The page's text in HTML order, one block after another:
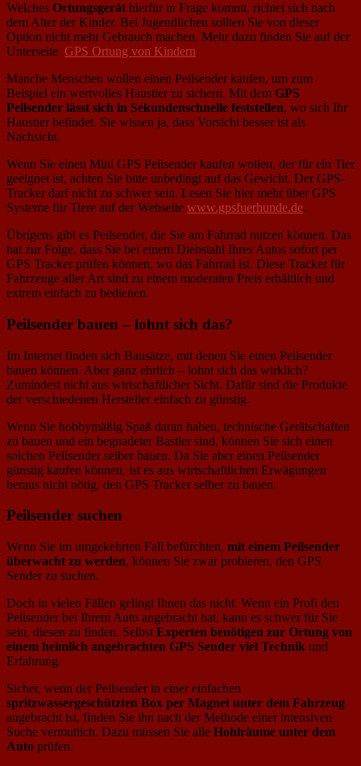
Welches Ortungsgerät hierfür in Frage kommt, richtet sich nach
dem Alter der Kinder. Bei Jugendlichen sollten Sie von dieser
Option nicht mehr Gebrauch machen. Mehr dazu finden Sie auf der
Unterseite GPS Ortung von Kindern.
Manche Menschen wollen einen Peilsender kaufen, um zum
Beispiel ein wertvolles Haustier zu sichern. Mit dem GPS
Peilsender lässt sich in Sekundenschnelle feststellen, wo sich Ihr
Haustier befindet. Sie wissen ja, dass Vorsicht besser ist als
Nachsicht.
Wenn Sie einen Mini GPS Peilsender kaufen wollen, der für ein Tier
geeignet ist, achten Sie bitte unbedingt auf das Gewicht. Der GPS-
Tracker darf nicht zu schwer sein. Lesen Sie hier mehr über GPS
Systeme für Tiere auf der Webseite www.gpsfuerhunde.de.
Übrigens gibt es Peilsender, die Sie am Fahrrad nutzen können. Das
hat zur Folge, dass Sie bei einem Diebstahl Ihres Autos sofort per
GPS Tracker prüfen können, wo das Fahrrad ist. Diese Tracker für
Fahrzeuge aller Art sind zu einem moderaten Preis erhältlich und
extrem einfach zu bedienen.
Peilsender bauen – lohnt sich das?
Im Internet finden sich Bausätze, mit denen Sie einen Peilsender
bauen können. Aber ganz ehrlich – lohnt sich das wirklich?
Zumindest nicht aus wirtschaftlicher Sicht. Dafür sind die Produkte
der verschiedenen Hersteller einfach zu günstig.
Wenn Sie hobbymäßig Spaß daran haben, technische Gerätschaften
zu bauen und ein begnadeter Bastler sind, können Sie sich einen
solchen Peilsender selber bauen. Da Sie aber einen Peilsender
günstig kaufen können, ist es aus wirtschaftlichen Erwägungen
heraus nicht nötig, den GPS Tracker selber zu bauen.
Peilsender suchen
Wenn Sie im umgekehrten Fall befürchten, mit einem Peilsender
überwacht zu werden, können Sie zwar probieren, den GPS
Sender zu suchen.
Doch in vielen Fällen gelingt Ihnen das nicht. Wenn ein Profi den
Peilsender bei Ihrem Auto angebracht hat, kann es schwer für Sie
sein, diesen zu finden. Selbst Experten benötigen zur Ortung von
einem heimlich angebrachten GPS Sender viel Technik und
Erfahrung.
Sicher, wenn der Peilsender in einer einfachen
spritzwassergeschützten Box per Magnet unter dem Fahrzeug
angebracht ist, finden Sie ihn nach der Methode einer intensiven
Suche vermutlich. Dazu müssen Sie alle Hohlräume unter dem
Auto prüfen.